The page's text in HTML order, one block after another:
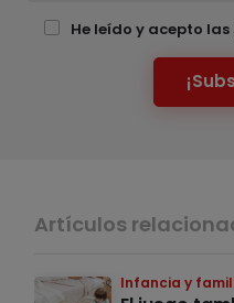
He leído y acepto las
Artículos
Infancia y